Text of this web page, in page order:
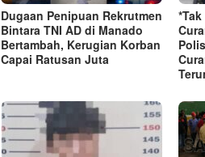
Dugaan Penipuan Rekrutmen
Bintara TNI AD di Manado
Bertambah, Kerugian Korban
Capai Ratusan Juta